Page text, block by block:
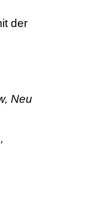
der
Neu